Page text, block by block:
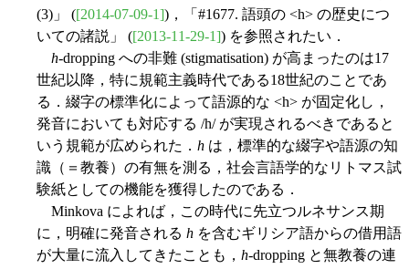
(3)」 ([2014-07-09-1])，「#1677. 語頭の <h> の歴史につ
いての諸説」 ([2013-11-29-1]) を参照されたい．
h-dropping への非難 (stigmatisation) が高まったのは17
世紀以降，特に規範主義時代である18世紀のことであ
る．綴字の標準化によって語源的な <h> が固定化し，
発音においても対応する /h/ が実現されるべきであると
いう規範が広められた． h は，標準的な綴字や語源の知
識（＝教養）の有無を測る，社会言語学的なリトマス試
験紙としての機能を獲得したのである．
Minkova によれば，この時代に先立つルネサンス期
に，明確に発音される h を含むギリシア語からの借用語
が大量に流入してきたことも， h-dropping と無教養の連